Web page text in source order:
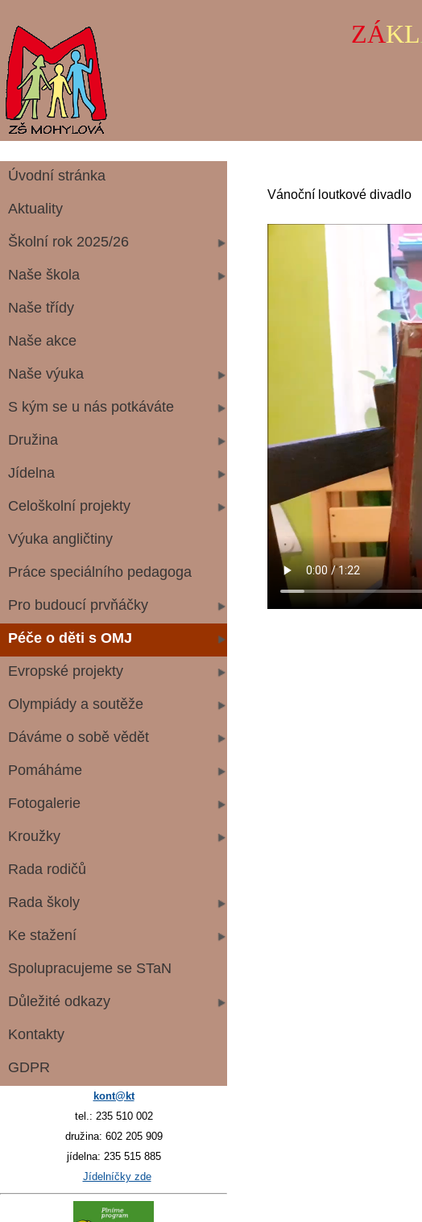
ZÁKL
Úvodní stránka
Aktuality
Školní rok 2025/26
Naše škola
Naše třídy
Naše akce
Naše výuka
S kým se u nás potkáváte
Družina
Jídelna
Celoškolní projekty
Výuka angličtiny
Práce speciálního pedagoga
Pro budoucí prvňáčky
Péče o děti s OMJ
Evropské projekty
Olympiády a soutěže
Dáváme o sobě vědět
Pomáháme
Fotogalerie
Kroužky
Rada rodičů
Rada školy
Ke stažení
Spolupracujeme se STaN
Důležité odkazy
Kontakty
GDPR
kont@kt
tel.: 235 510 002
družina: 602 205 909
jídelna: 235 515 885
Jídelníčky zde
Vánoční loutkové divadlo